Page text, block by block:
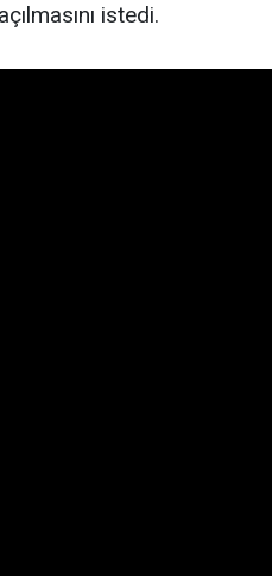
istedi.